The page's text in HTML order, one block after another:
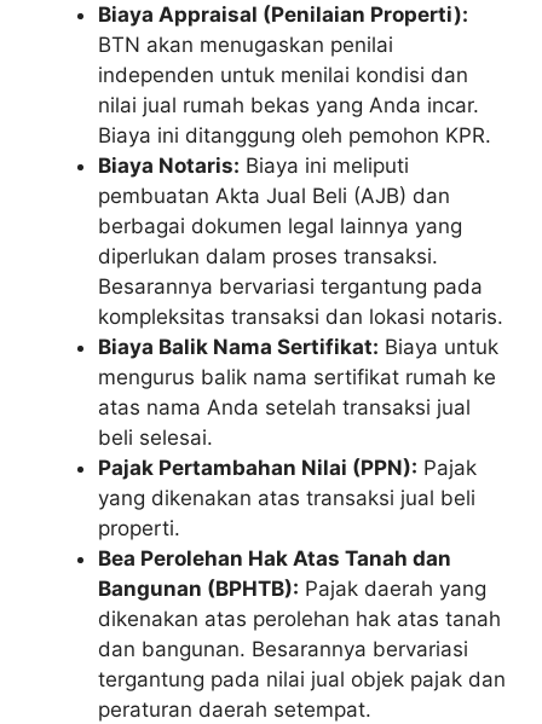
Biaya Appraisal (Penilaian Properti):
BTN akan menugaskan penilai
independen untuk menilai kondisi dan
nilai jual rumah bekas yang Anda incar.
Biaya ini ditanggung oleh pemohon KPR.
Biaya Notaris: Biaya ini meliputi
pembuatan Akta Jual Beli (AJB) dan
berbagai dokumen legal lainnya yang
diperlukan dalam proses transaksi.
Besarannya bervariasi tergantung pada
kompleksitas transaksi dan lokasi notaris.
Biaya Balik Nama Sertifikat: Biaya untuk
mengurus balik nama sertifikat rumah ke
atas nama Anda setelah transaksi jual
beli selesai.
Pajak Pertambahan Nilai (PPN): Pajak
yang dikenakan atas transaksi jual beli
properti.
Bea Perolehan Hak Atas Tanah dan
Bangunan (BPHTB): Pajak daerah yang
dikenakan atas perolehan hak atas tanah
dan bangunan. Besarannya bervariasi
tergantung pada nilai jual objek pajak dan
peraturan daerah setempat.